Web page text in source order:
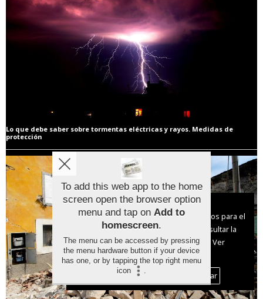
Lo que debe saber sobre tormentas eléctricas y rayos. Medidas de
protección
Aviso sobre el Uso de cookies:
Utilizamos cookies nuestras y de terceros para el
funcionamiento del digital. Puedes consultar la
lista de cookies y como desconectarlas.
Ver
nuestra Política de Privacidad y Cookies
Aceptar Cookies
Personalizar
To add this web app to the home
screen open the browser option
menu and tap on Add to
homescreen.
The menu can be accessed by pressing
the menu hardware button if your device
has one, or by tapping the top right menu
icon
.